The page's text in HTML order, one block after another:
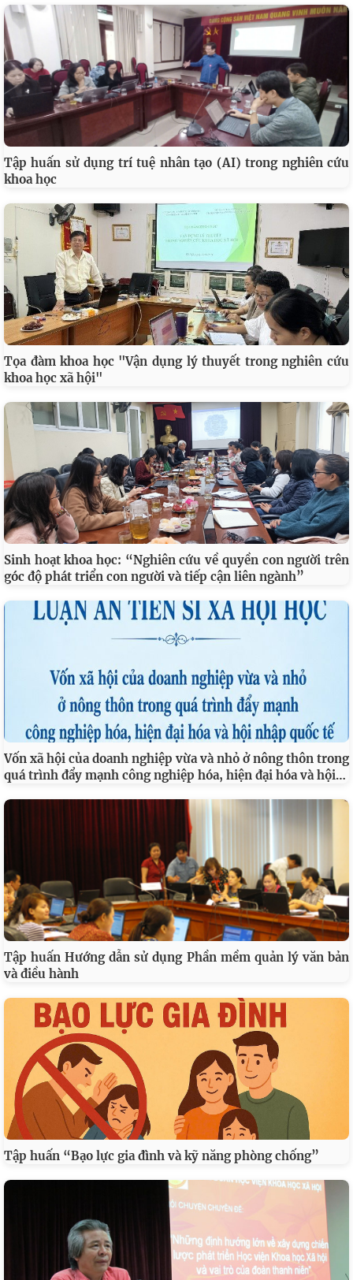
Tập huấn sử dụng trí tuệ nhân tạo (AI) trong nghiên cứu
khoa học
Tọa đàm khoa học "Vận dụng lý thuyết trong nghiên cứu
khoa học xã hội"
Sinh hoạt khoa học: “Nghiên cứu về quyền con người trên
góc độ phát triển con người và tiếp cận liên ngành”
Vốn xã hội của doanh nghiệp vừa và nhỏ ở nông thôn trong
quá trình đẩy mạnh công nghiệp hóa, hiện đại hóa và hội…
Tập huấn Hướng dẫn sử dụng Phần mềm quản lý văn bản
và điều hành
Tập huấn “Bạo lực gia đình và kỹ năng phòng chống”